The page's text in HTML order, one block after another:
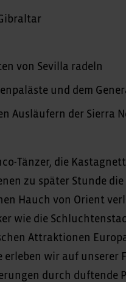
von Sevilla radeln
und dem
Ausläufern der Sierra
Tänzer, die
zu später Stunde
Hauch von Orient
wie die
Attraktionen
erleben wir auf unserer
durch duftende